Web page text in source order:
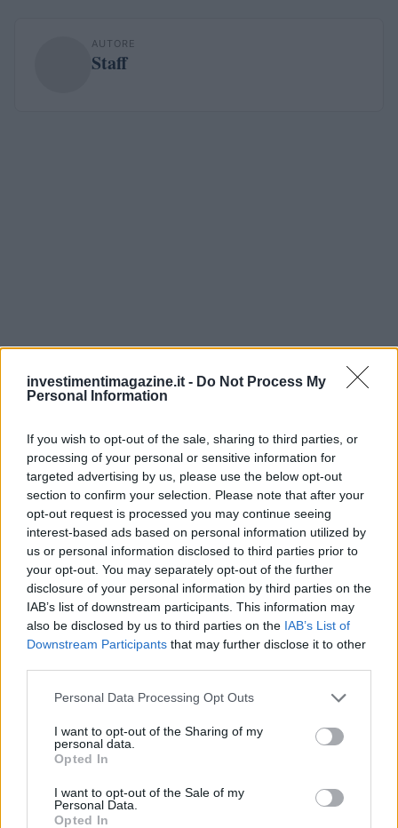
investimentimagazine.it - Do Not Process My
Personal Information
If you wish to opt-out of the sale, sharing to third parties, or
processing of your personal or sensitive information for
targeted advertising by us, please use the below opt-out
section to confirm your selection. Please note that after your
opt-out request is processed you may continue seeing
interest-based ads based on personal information utilized by
us or personal information disclosed to third parties prior to
your opt-out. You may separately opt-out of the further
disclosure of your personal information by third parties on the
IAB’s list of downstream participants. This information may
also be disclosed by us to third parties on the IAB’s List of
Downstream Participants that may further disclose it to other
Please note that this website/app uses one or more Google
not limited to your visit or usage behaviour. You may click to
grant or deny consent to Google and its third-party tags to
use your data for below specified purposes in below Google
consent section.
Personal Data Processing Opt Outs
I want to opt-out of the Sharing of my
personal data.
Opted In
I want to opt-out of the Sale of my
Personal Data.
Opted In
AUTORE
Staff
Continua a leggere
NEWS
Petrolio in calo, Brent a 88.9 USD dopo un ribasso del 8.3%